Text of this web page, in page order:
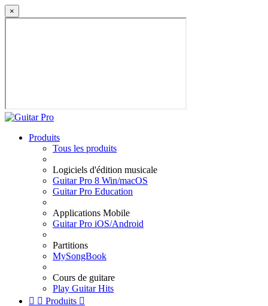
×
Produits
Tous les produits
Logiciels d'édition musicale
Guitar Pro 8 Win/macOS
Guitar Pro Education
Applications Mobile
Guitar Pro iOS/Android
Partitions
MySongBook
Cours de guitare
Play Guitar Hits
  Produits 